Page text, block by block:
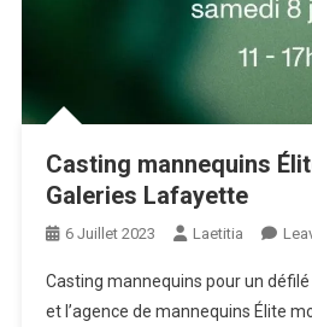
Casting mannequins
Galeries Lafayette
6 Juillet 2023 Laetitia
Casting mannequins pour un
et l’agence de mannequins Élite